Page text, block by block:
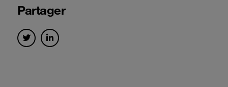
Partager